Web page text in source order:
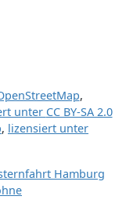
,
unter CC BY-SA 2.0
, lizensiert unter
Hamburg